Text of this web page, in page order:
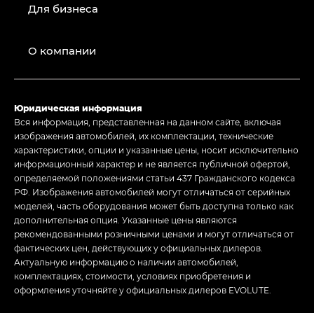
Для бизнеса
О компании
Юридическая информация
Вся информация, представленная на данном сайте, включая
изображения автомобилей, их комплектации, технические
характеристики, опции и указанные цены, носит исключительно
информационный характер и не является публичной офертой,
определяемой положениями статьи 437 Гражданского кодекса
РФ. Изображения автомобилей могут отличаться от серийных
моделей, часть оборудования может быть доступна только как
дополнительная опция. Указанные цены являются
рекомендованными розничными ценами и могут отличаться от
фактических цен, действующих у официальных дилеров.
Актуальную информацию о наличии автомобилей,
комплектациях, стоимости, условиях приобретения и
оформления уточняйте у официальных дилеров EVOLUTE.